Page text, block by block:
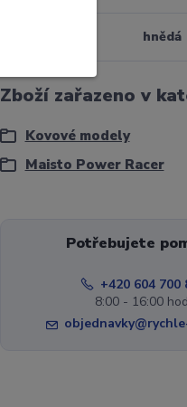
hnědá
Zboží zařazeno v
Kovové modely
Maisto Power Racer
Potřebujete
+420 604 700
8:00 - 16:00